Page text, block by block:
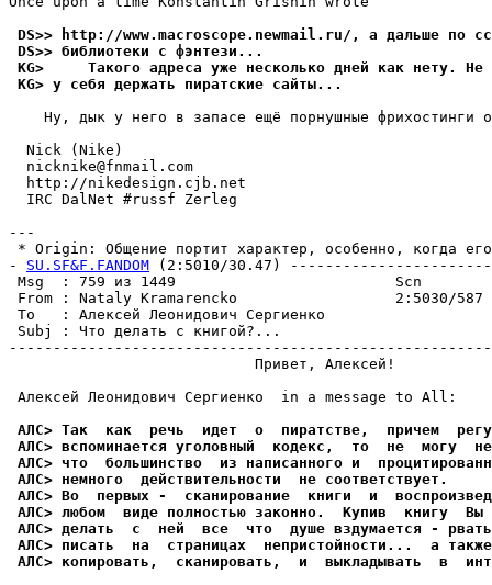
DS>> http://www.macroscope.newmail.ru/, а дальше по
DS>> библиотеки с фэнтези...
KG>     Такого адреса уже несколько дней как нету. Не
KG> у себя держать пиратские сайты...
Ну, дык у него в запасе ещё порнушные фрихостинги
  Nick (Nike)
  nicknike@fnmail.com
  http://nikedesign.cjb.net
  IRC DalNet #russf Zerleg
---
* Origin: Общение портит характер, особенно, когда
- SU.SF&F.FANDOM (2:5010/30.47)
Msg  : 759 из 1449
From : Nataly Kramarencko                  2:5030/587
To   : Алексей Леонидович Сергиенко
Subj : Что делать с
                            Привет, Алексей!
Алексей Леонидович Сергиенко  in a message to All:
АЛС> Так  как  речь  идет  о  пиратстве,  причем
АЛС> вспоминается уголовный  кодекс,  то  не  могу
АЛС> что  большинство  из написанного и
АЛС> немного  действительности  не соответствует.
АЛС> Во  первых -  сканирование  книги  и
АЛС> любом  виде полностью законно.  Купив  книгу
АЛС> делать  с  ней  все  что  душе вздумается -
АЛС> писать  на  страницах  непристойности...  а
АЛС> копировать,  сканировать,  и  выкладывать  в